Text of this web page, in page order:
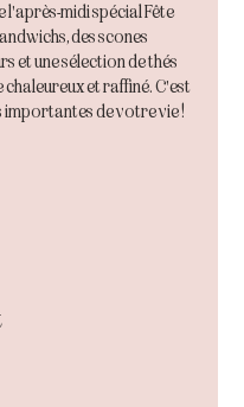
l'après-midi spécial Fête
des scones
et une sélection de thés
chaleureux et raffiné. C'est
importantes de votre vie !